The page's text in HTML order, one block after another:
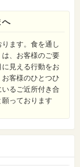
へ
ます。食を通し
、お客様のご要
見える行動をお
客様のひとつひ
るご近所付き合
っております